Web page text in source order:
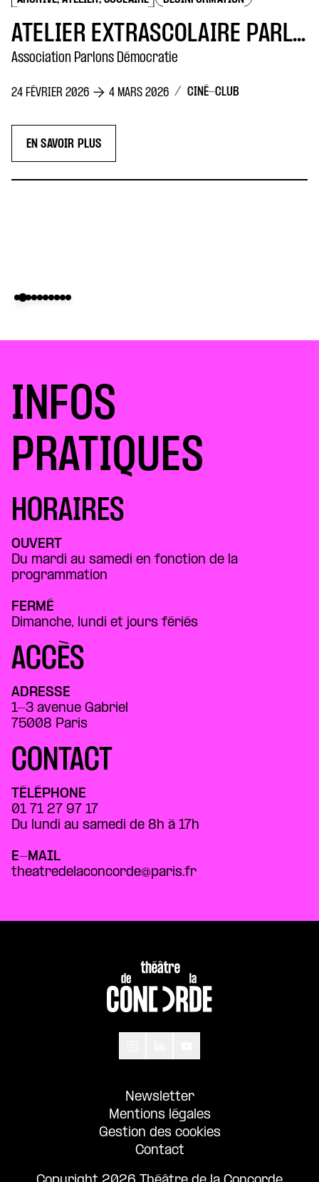
ATELIER EXTRASCOLAIRE PARLONS DÉMOCRATIE
Association Parlons Démocratie
24 FÉVRIER 2026 4 MARS 2026 / CINÉ-CLUB
EN SAVOIR PLUS
INFOS
PRATIQUES
HORAIRES
OUVERT
Du mardi au samedi en fonction de la
programmation
FERMÉ
Dimanche, lundi et jours fériés
ACCÈS
ADRESSE
1-3 avenue Gabriel
75008 Paris
CONTACT
TÉLÉPHONE
01 71 27 97 17
Du lundi au samedi de 8h à 17h
E-MAIL
theatredelaconcorde@paris.fr
Newsletter
Mentions légales
Gestion des cookies
Contact